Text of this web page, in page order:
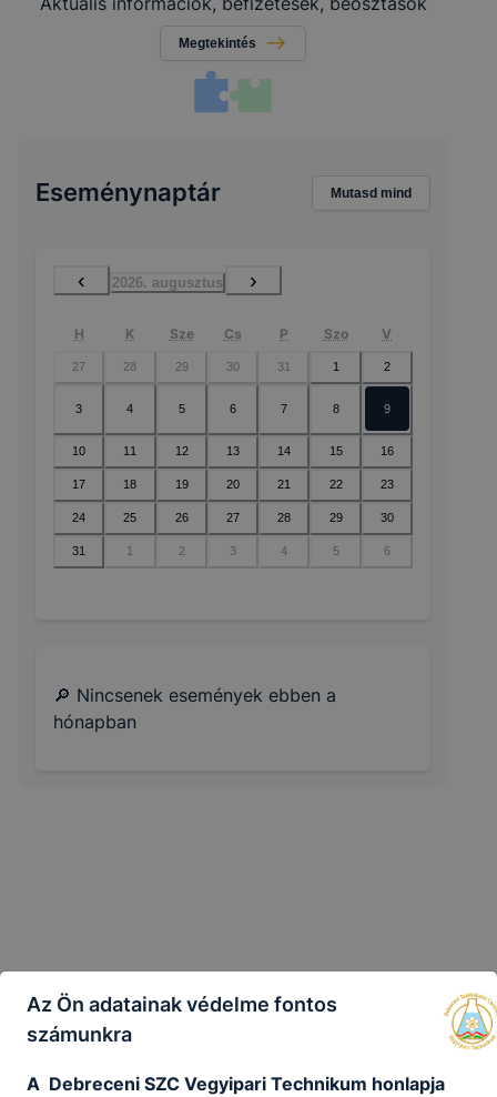
Megtekintés
Eseménynaptár Mutasd mind
‹ 2026. augusztus ›
H K Sze Cs P Szo V
27 28 29 30 31 1 2
3 4 5 6 7 8 9
10 11 12 13 14 15 16
17 18 19 20 21 22 23
24 25 26 27 28 29 30
31 1 2 3 4 5 6
🔎 Nincsenek események ebben a
hónapban
Az Ön adatainak védelme fontos
számunkra
A Debreceni SZC Vegyipari Technikum honlapja